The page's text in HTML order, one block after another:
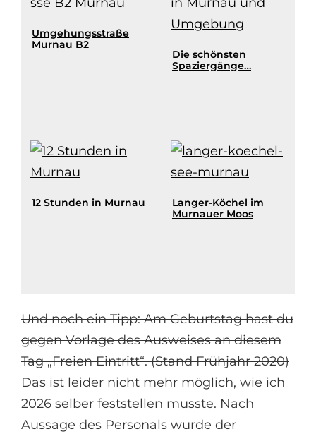
Umgehungsstraße
Murnau B2
Die schönsten
Spaziergänge…
12 Stunden in Murnau
Langer-Köchel im
Murnauer Moos
Und noch ein Tipp: Am Geburtstag hast du
gegen Vorlage des Ausweises an diesem
Tag „Freien Eintritt“. (Stand Frühjahr 2020)
Das ist leider nicht mehr möglich, wie ich
2026 selber feststellen musste. Nach
Aussage des Personals wurde der